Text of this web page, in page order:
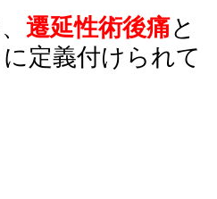
遷延性術後痛と
定義付けられて